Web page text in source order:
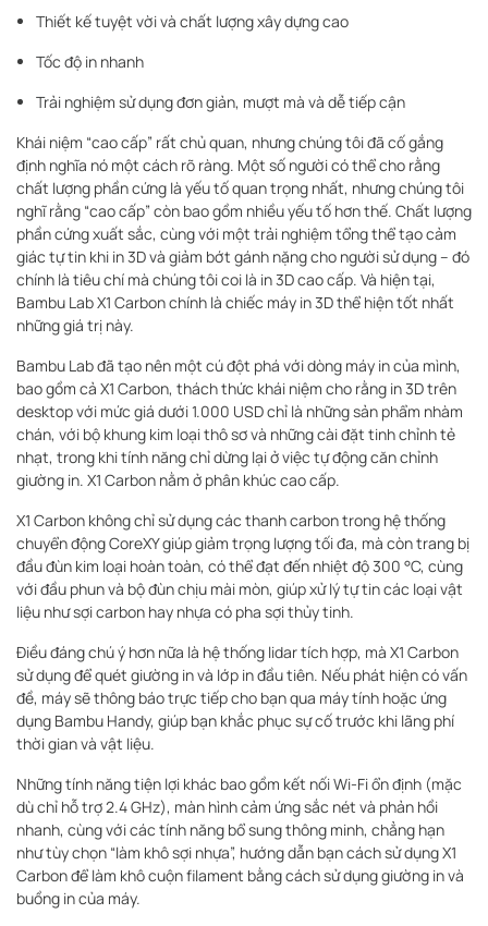
Thiết kế tuyệt vời và chất lượng xây dựng cao
Tốc độ in nhanh
Trải nghiệm sử dụng đơn giản, mượt mà và dễ tiếp cận
Khái niệm “cao cấp” rất chủ quan, nhưng chúng tôi đã cố gắng
định nghĩa nó một cách rõ ràng. Một số người có thể cho rằng
chất lượng phần cứng là yếu tố quan trọng nhất, nhưng chúng tôi
nghĩ rằng “cao cấp” còn bao gồm nhiều yếu tố hơn thế. Chất lượng
phần cứng xuất sắc, cùng với một trải nghiệm tổng thể tạo cảm
giác tự tin khi in 3D và giảm bớt gánh nặng cho người sử dụng – đó
chính là tiêu chí mà chúng tôi coi là in 3D cao cấp. Và hiện tại,
Bambu Lab X1 Carbon chính là chiếc máy in 3D thể hiện tốt nhất
những giá trị này.
Bambu Lab đã tạo nên một cú đột phá với dòng máy in của mình,
bao gồm cả X1 Carbon, thách thức khái niệm cho rằng in 3D trên
desktop với mức giá dưới 1.000 USD chỉ là những sản phẩm nhàm
chán, với bộ khung kim loại thô sơ và những cài đặt tinh chỉnh tẻ
nhạt, trong khi tính năng chỉ dừng lại ở việc tự động căn chỉnh
giường in. X1 Carbon nằm ở phân khúc cao cấp.
X1 Carbon không chỉ sử dụng các thanh carbon trong hệ thống
chuyển động CoreXY giúp giảm trọng lượng tối đa, mà còn trang bị
đầu đùn kim loại hoàn toàn, có thể đạt đến nhiệt độ 300 °C, cùng
với đầu phun và bộ đùn chịu mài mòn, giúp xử lý tự tin các loại vật
liệu như sợi carbon hay nhựa có pha sợi thủy tinh.
Điều đáng chú ý hơn nữa là hệ thống lidar tích hợp, mà X1 Carbon
sử dụng để quét giường in và lớp in đầu tiên. Nếu phát hiện có vấn
đề, máy sẽ thông báo trực tiếp cho bạn qua máy tính hoặc ứng
dụng Bambu Handy, giúp bạn khắc phục sự cố trước khi lãng phí
thời gian và vật liệu.
Những tính năng tiện lợi khác bao gồm kết nối Wi-Fi ổn định (mặc
dù chỉ hỗ trợ 2.4 GHz), màn hình cảm ứng sắc nét và phản hồi
nhanh, cùng với các tính năng bổ sung thông minh, chẳng hạn
như tùy chọn “làm khô sợi nhựa”, hướng dẫn bạn cách sử dụng X1
Carbon để làm khô cuộn filament bằng cách sử dụng giường in và
buồng in của máy.